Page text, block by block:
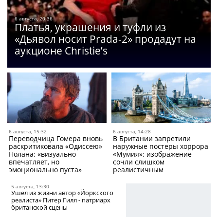
6 августа, 20:36
Платья, украшения и туфли из
«Дьявол носит Prada-2» продадут на
аукционе Christie’s
6 августа, 15:32
Переводчица Гомера вновь
раскритиковала «Одиссею»
Нолана: «визуально
впечатляет, но
эмоционально пуста»
6 августа, 14:28
В Британии запретили
наружные постеры хоррора
«Мумия»: изображение
сочли слишком
реалистичным
5 августа, 13:30
Ушел из жизни автор «Йоркского
реалиста» Питер Гилл - патриарх
британской сцены